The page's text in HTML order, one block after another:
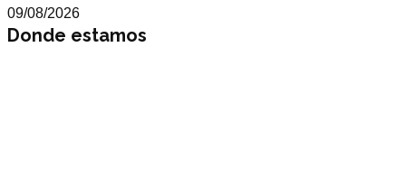
09/08/2026
Donde estamos